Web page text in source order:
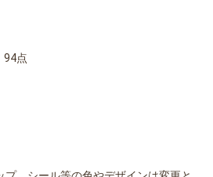
94点